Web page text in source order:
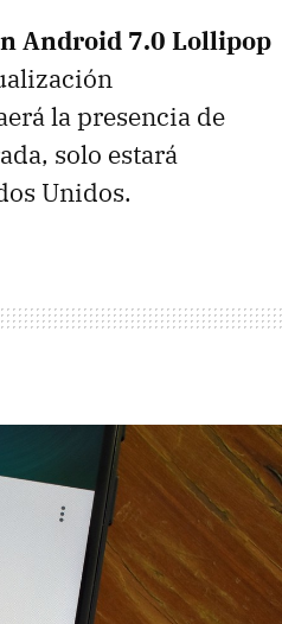
Android 7.0 Lollipop
la presencia de
solo estará
Unidos.